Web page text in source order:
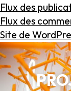
Flux des
Flux des
Site de